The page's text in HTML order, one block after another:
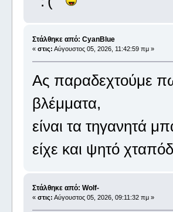
Στάλθηκε από: CyanBlue
« στις: Αύγουστος 05, 2026, 11:42:59 πμ »
Ας παραδεχτούμε
βλέμματα,
είναι τα τηγανητά
είχε και ψητό
Στάλθηκε από: Wolf-
« στις: Αύγουστος 05, 2026, 09:11:32 πμ »